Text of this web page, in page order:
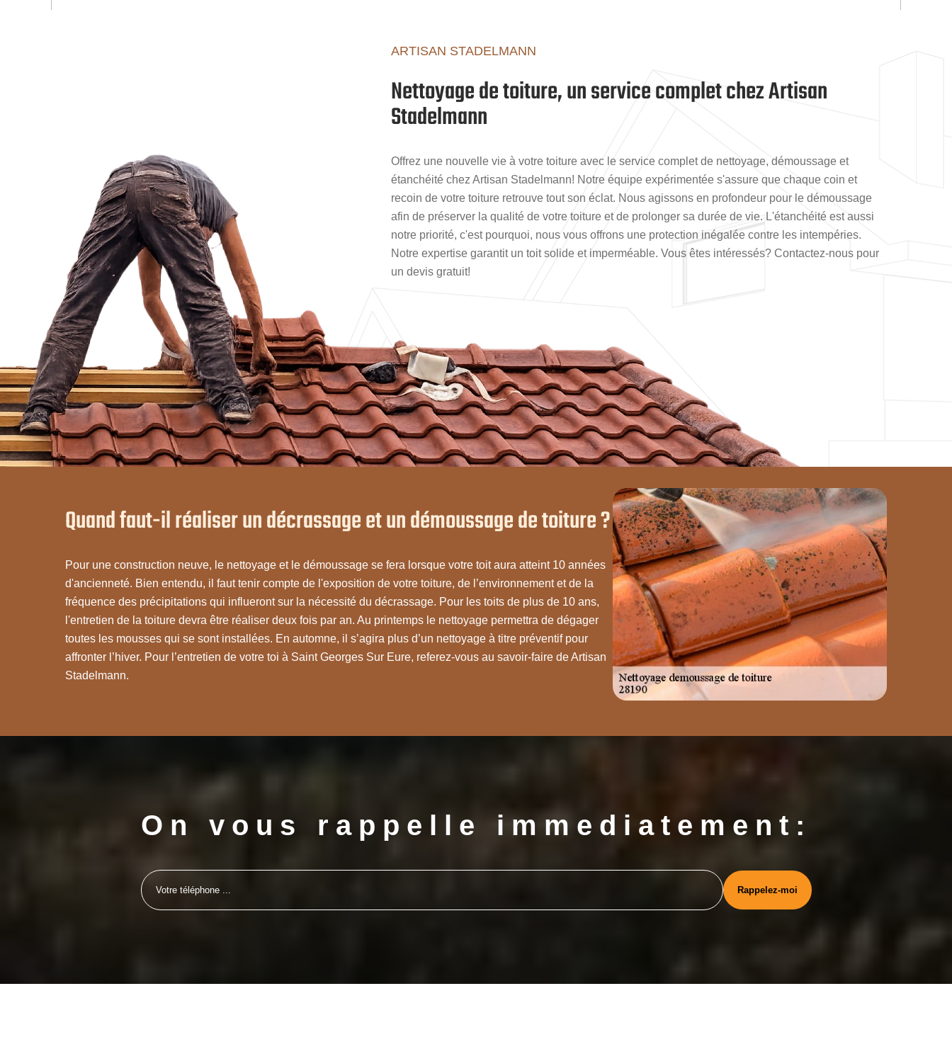
ARTISAN STADELMANN
Nettoyage de toiture, un service complet chez Artisan
Stadelmann
Offrez une nouvelle vie à votre toiture avec le service complet de nettoyage, démoussage et
étanchéité chez Artisan Stadelmann! Notre équipe expérimentée s'assure que chaque coin et
recoin de votre toiture retrouve tout son éclat. Nous agissons en profondeur pour le démoussage
afin de préserver la qualité de votre toiture et de prolonger sa durée de vie. L'étanchéité est aussi
notre priorité, c'est pourquoi, nous vous offrons une protection inégalée contre les intempéries.
Notre expertise garantit un toit solide et imperméable. Vous êtes intéressés? Contactez-nous pour
un devis gratuit!
Quand faut-il réaliser un décrassage et un démoussage de toiture ?
Pour une construction neuve, le nettoyage et le démoussage se fera lorsque votre toit aura atteint 10 années
d'ancienneté. Bien entendu, il faut tenir compte de l'exposition de votre toiture, de l’environnement et de la
fréquence des précipitations qui influeront sur la nécessité du décrassage. Pour les toits de plus de 10 ans,
l'entretien de la toiture devra être réaliser deux fois par an. Au printemps le nettoyage permettra de dégager
toutes les mousses qui se sont installées. En automne, il s’agira plus d’un nettoyage à titre préventif pour
affronter l’hiver. Pour l’entretien de votre toi à Saint Georges Sur Eure, referez-vous au savoir-faire de Artisan
Stadelmann.
On vous rappelle immediatement: